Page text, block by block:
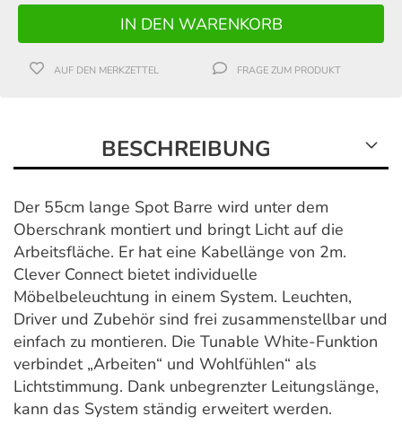
AUF DEN MERKZETTEL FRAGE ZUM PRODUKT
BESCHREIBUNG
Der 55cm lange Spot Barre wird unter dem
Oberschrank montiert und bringt Licht auf die
Arbeitsfläche. Er hat eine Kabellänge von 2m.
Clever Connect bietet individuelle
Möbelbeleuchtung in einem System. Leuchten,
Driver und Zubehör sind frei zusammenstellbar und
einfach zu montieren. Die Tunable White-Funktion
verbindet „Arbeiten“ und Wohlfühlen“ als
Lichtstimmung. Dank unbegrenzter Leitungslänge,
kann das System ständig erweitert werden.